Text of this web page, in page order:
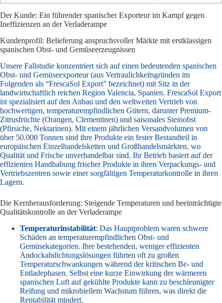
Der Kunde: Ein führender spanischer Exporteur im Kampf gegen
Ineffizienzen an der Verladerampe
Kundenprofil: Belieferung anspruchsvoller Märkte mit erstklassigen
spanischen Obst- und Gemüseerzeugnissen
Unsere Fallstudie konzentriert sich auf einen bedeutenden spanischen
Obst- und Gemüseexporteur (aus Vertraulichkeitsgründen im
Folgenden als “FrescaSol Export” bezeichnet) mit Sitz in der
landwirtschaftlich reichen Region Valencia, Spanien. FrescaSol Export
ist spezialisiert auf den Anbau und den weltweiten Vertrieb von
hochwertigen, temperaturempfindlichen Gütern, darunter Premium-
Zitrusfrüchte (Orangen, Clementinen) und saisonales Steinobst
(Pfirsiche, Nektarinen). Mit einem jährlichen Versandvolumen von
über 50.000 Tonnen sind ihre Produkte ein fester Bestandteil in
europäischen Einzelhandelsketten und Großhandelsmärkten, wo
Qualität und Frische unverhandelbar sind. Ihr Betrieb basiert auf der
effizienten Handhabung frischer Produkte in ihren Verpackungs- und
Vertriebszentren sowie einer sorgfältigen Temperaturkontrolle in ihren
Lagern.
Die Kernherausforderung: Steigende Temperaturen und beeinträchtigte
Qualitätskontrolle an der Verladerampe
Temperaturinstabilität: Das Hauptproblem waren schwere
Schäden an temperaturempfindlichen Obst- und
Gemüsekategorien. Ihre bestehenden, weniger effizienten
Andockabdichtungslösungen führten oft zu großen
Temperaturschwankungen während der kritischen Be- und
Entladephasen. Selbst eine kurze Einwirkung der wärmeren
spanischen Luft auf gekühlte Produkte kann zu beschleunigter
Reifung und mikrobiellem Wachstum führen, was direkt die
Rentabilität mindert.